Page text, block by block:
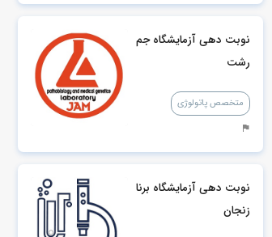
نوبت دهی آزمایشگاه جم
رشت
متخصص پاتولوژی
نوبت دهی آزمایشگاه برنا
زنجان